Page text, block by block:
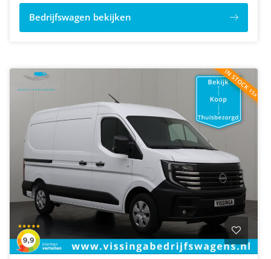
Bedrijfswagen bekijken